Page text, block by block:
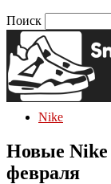
Поиск
Nike
Новые Nike
февраля